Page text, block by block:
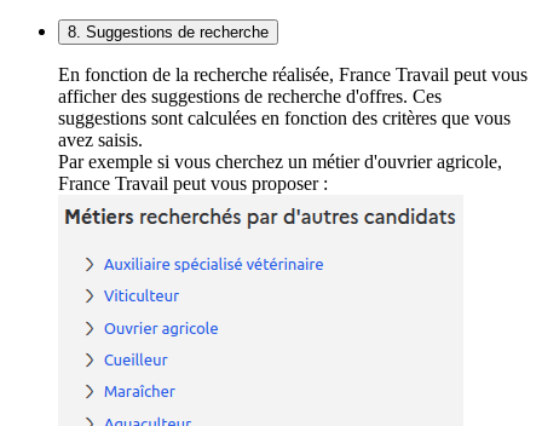
8. Suggestions de recherche
En fonction de la recherche réalisée, France Travail peut vous
afficher des suggestions de recherche d'offres. Ces
suggestions sont calculées en fonction des critères que vous
avez saisis.
Par exemple si vous cherchez un métier d'ouvrier agricole,
France Travail peut vous proposer :